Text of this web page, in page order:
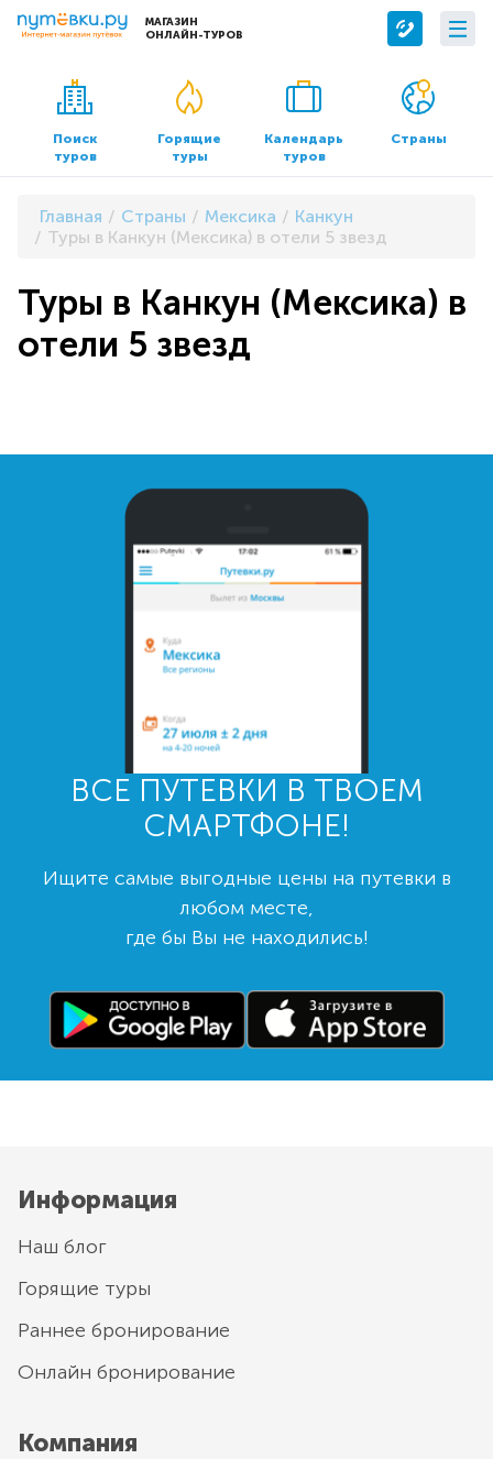
МАГАЗИН
ОНЛАЙН-ТУРОВ
Сервисы
Бронирование отелей
Трансфер
О компании
О нас
Контакты
Документы и реквизиты
Поиск
туров
Горящие
туры
Календарь
туров
Страны
Главная Страны Мексика
Канкун
Туры в Канкун (Мексика) в отели 5 звезд
Туры в Канкун (Мексика) в
отели 5 звезд
ВСЕ ПУТЕВКИ В ТВОЕМ
СМАРТФОНЕ!
Ищите самые выгодные цены на путевки в
любом месте,
где бы Вы не находились!
Информация
Наш блог
Горящие туры
Раннее бронирование
Онлайн бронирование
Компания